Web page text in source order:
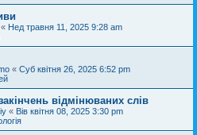
« Нед травня 11, 2025 9:28 am
« Суб квітня 26, 2025 6:52 pm
відмінюваних слів
« Вів квітня 08, 2025 3:30 pm